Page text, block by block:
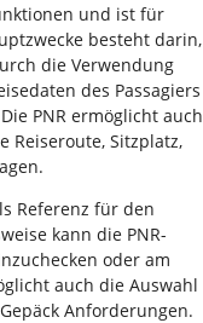
und ist für
besteht darin,
die Verwendung
des Passagiers
PNR ermöglicht auch
Reiseroute, Sitzplatz,
Referenz für den
kann die PNR-
oder am
auch die Auswahl
Anforderungen.